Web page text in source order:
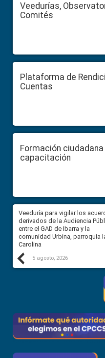
Veedurías,
Comités
Plataforma de
Cuentas
Formación ciudadana
capacitación
Previous
Veeduría para vigilar los
derivados de la Audiencia
entre el GAD de Ibarra y la
comunidad Urbina, parroquia
Carolina
5 agosto, 2026